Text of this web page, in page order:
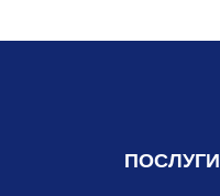
ПОСЛУГИ